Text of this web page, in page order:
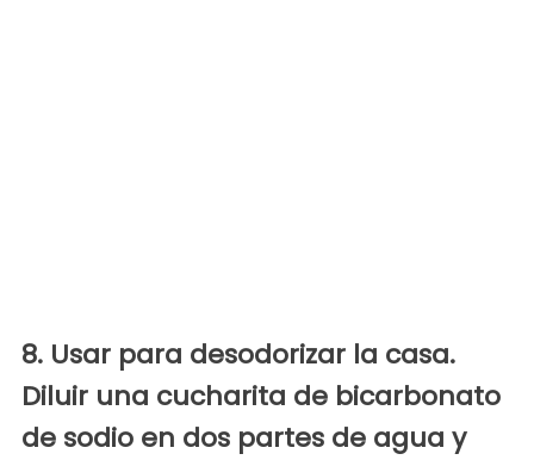
8. Usar para desodorizar la casa.
Diluir una cucharita de bicarbonato
de sodio en dos partes de agua y